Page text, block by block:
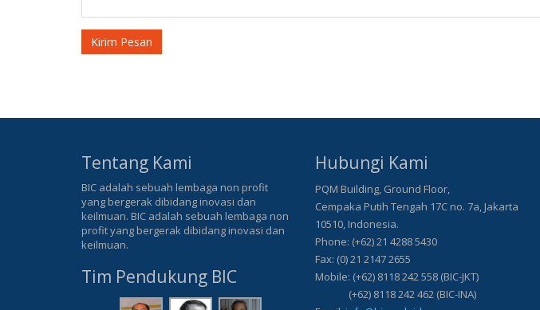
Kirim Pesan
Tentang Kami
BIC adalah sebuah lembaga non profit
yang bergerak dibidang inovasi dan
keilmuan. BIC adalah sebuah lembaga non
profit yang bergerak dibidang inovasi dan
keilmuan.
Tim Pendukung BIC
Hubungi Kami
PQM Building, Ground Floor,
Cempaka Putih Tengah 17C no. 7a, Jakarta
10510, Indonesia.
Phone: (+62) 21 4288 5430
Fax: (0) 21 2147 2655
Mobile: (+62) 8118 242 558 (BIC-JKT)
(+62) 8118 242 462 (BIC-INA)